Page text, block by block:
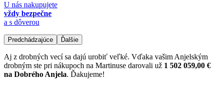
U nás nakupujete
vždy bezpečne
a s dôverou
Predchádzajúce Ďalšie
Aj z drobných vecí sa dajú urobiť veľké. Vďaka vašim Anjelským
drobným ste pri nákupoch na Martinuse darovali už 1 502 059,00 €
na Dobrého Anjela. Ďakujeme!